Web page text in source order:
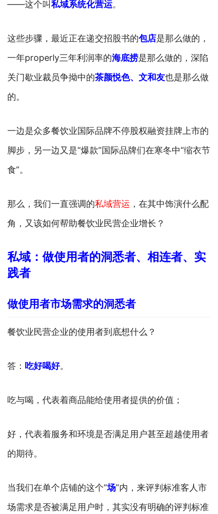
——这个叫私域系统化营运。
这些步骤，最近正在递交招股书的包店是那么做的，
一年properly三年利润率的海底捞是那么做的，深陷
关门歇业裁员争拗中的茶颜悦色、文和友也是那么做
的。
一边是众多餐饮业国际品牌不停股权融资挂牌上市的
脚步，另一边又是“爆款”国际品牌们在寒冬中“缩衣节
食”。
那么，我们一直强调的私域营运 ，在其中饰演什么配
角，又该如何帮助餐饮业民营企业增长？
私域：做使用者的洞悉者、相连者、实
践者
做使用者市场需求的洞悉者
餐饮业民营企业的使用者到底想什么？
答： 吃好喝好。
吃与喝，代表着商品能给使用者提供的价值；
好，代表着服务和环境是否满足用户甚至超越使用者
的期待。
当我们在单个店铺的这个“场”内，来评判标准客人市
场需求是否被满足用户时，其实没有明确的评判标准